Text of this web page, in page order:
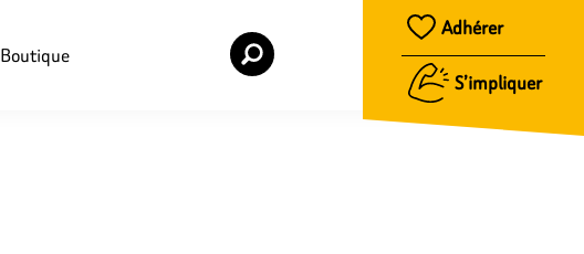
Boutique
Adhérer
S’impliquer